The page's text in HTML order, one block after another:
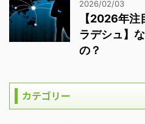
2026/02/03
【2026年
ラデシュ】
の？
カテゴリー